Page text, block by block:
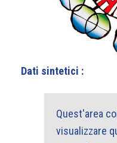
Dati sintetici :